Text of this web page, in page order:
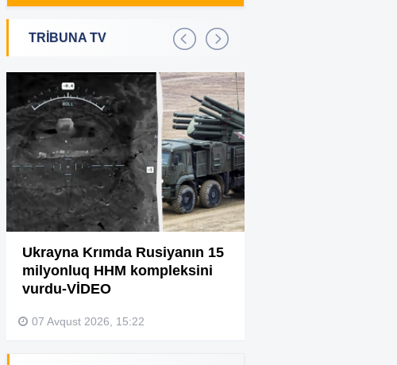
milyon dollar ödəyə bilər?
Bakıda 2,5 milyon manata
18:22
Sərdar Ortaç xəstəxanaya
yerləşdirilib?
18:01
Rüşvətdə təqsirləndirilən 3
vəzifəli şəxsin məhkəməsi
başlayır
17:59
“Həyat yoldaşın istəmirsə,
17:54
Kiberpolis əməliyyat keçirdi:
Xarici saytları ələ keçirən
TRİBUNA TV
Ukrayna Krımda Rusiyanın 15
milyonluq HHM kompleksini
vurdu-VİDEO
07 Avqust 2026, 15:22